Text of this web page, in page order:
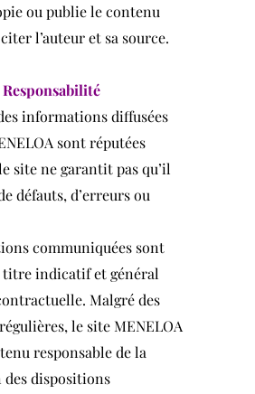
ou publie le contenu
l’auteur et sa source.
informations diffusées
sont réputées
site ne garantit pas qu’il
défauts, d’erreurs ou
communiquées sont
titre indicatif et général
Malgré des
le site MENELOA
responsable de la
dispositions